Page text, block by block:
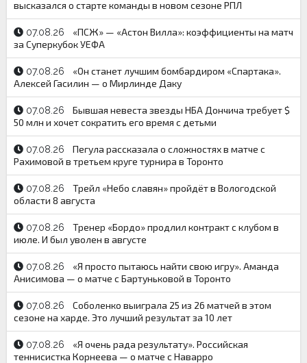
высказался о старте команды в новом сезоне РПЛ
07.08.26
«ПСЖ» — «Астон Вилла»: коэффициенты на матч
за Суперкубок УЕФА
07.08.26
«Он станет лучшим бомбардиром «Спартака».
Алексей Гасилин — о Мирлинде Даку
07.08.26
Бывшая невеста звезды НБА Дончича требует $
50 млн и хочет сократить его время с детьми
07.08.26
Пегула рассказала о сложностях в матче с
Рахимовой в третьем круге турнира в Торонто
07.08.26
Трейл «Небо славян» пройдёт в Вологодской
области 8 августа
07.08.26
Тренер «Бордо» продлил контракт с клубом в
июле. И был уволен в августе
07.08.26
«Я просто пытаюсь найти свою игру». Аманда
Анисимова — о матче с Бартуньковой в Торонто
07.08.26
Соболенко выиграла 25 из 26 матчей в этом
сезоне на харде. Это лучший результат за 10 лет
07.08.26
«Я очень рада результату». Российская
теннисистка Корнеева — о матче с Наварро